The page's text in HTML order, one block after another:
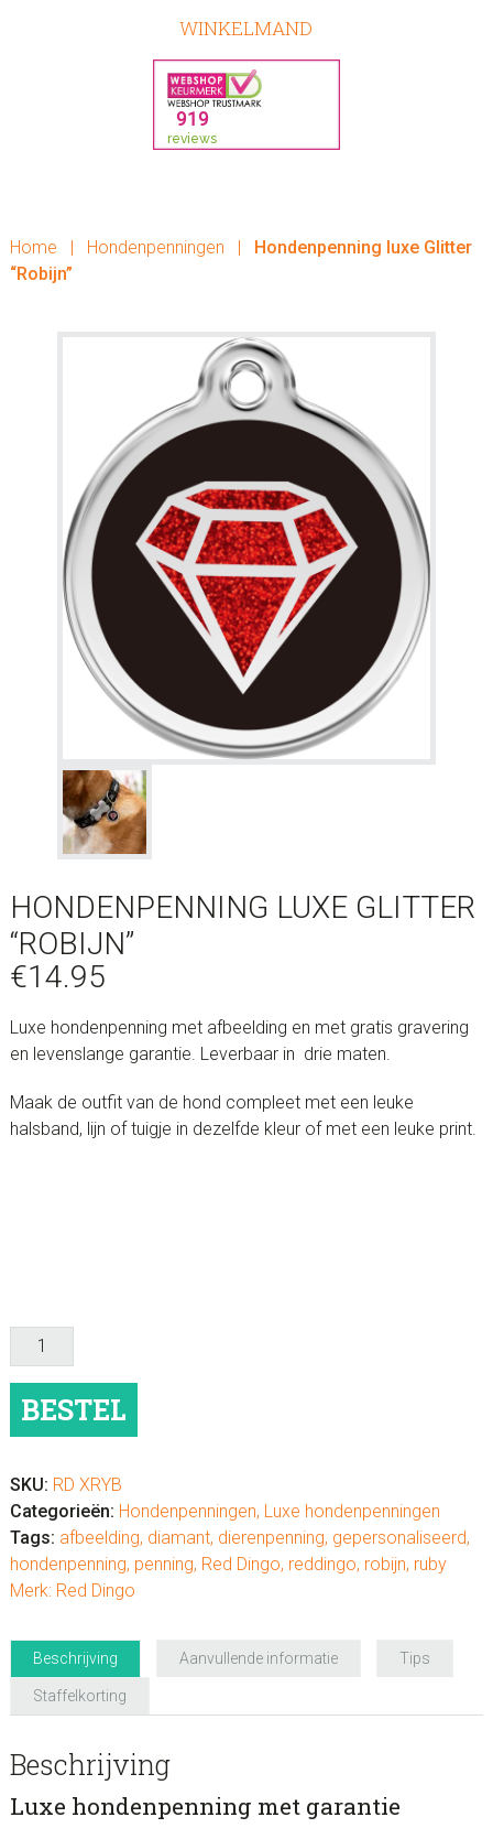
WINKELMAND
Home | Hondenpenningen |
Hondenpenning luxe Glitter
“Robijn”
HONDENPENNING LUXE GLITTER
“ROBIJN”
€14.95
Luxe hondenpenning met afbeelding en met gratis gravering
en levenslange garantie. Leverbaar in drie maten.
Maak de outfit van de hond compleet met een leuke
halsband, lijn of tuigje in dezelfde kleur of met een leuke print.
Hondenpenning
luxe
"Robijn"
aantal
BESTEL
SKU: RD XRYB
Categorieën: Hondenpenningen, Luxe hondenpenningen
Tags: afbeelding, diamant, dierenpenning, gepersonaliseerd,
hondenpenning, penning, Red Dingo, reddingo, robijn, ruby
Merk: Red Dingo
Beschrijving Aanvullende informatie Tips
Staffelkorting
Beschrijving
Luxe hondenpenning met garantie